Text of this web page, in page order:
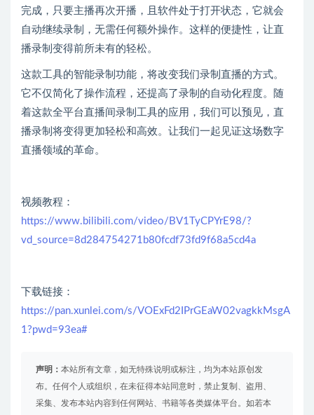
完成，只要主播再次开播，且软件处于打开状态，它就会
自动继续录制，无需任何额外操作。这样的便捷性，让直
播录制变得前所未有的轻松。
这款工具的智能录制功能，将改变我们录制直播的方式。
它不仅简化了操作流程，还提高了录制的自动化程度。随
着这款全平台直播间录制工具的应用，我们可以预见，直
播录制将变得更加轻松和高效。让我们一起见证这场数字
直播领域的革命。
视频教程：
https://www.bilibili.com/video/BV1TyCPYrE98/?
vd_source=8d284754271b80fcdf73fd9f68a5cd4a
下载链接：
https://pan.xunlei.com/s/VOExFd2IPrGEaW02vagkkMsgA
1?pwd=93ea#
声明： 本站所有文章，如无特殊说明或标注，均为本站原创发
布。任何个人或组织，在未征得本站同意时，禁止复制、盗用、
采集、发布本站内容到任何网站、书籍等各类媒体平台。如若本